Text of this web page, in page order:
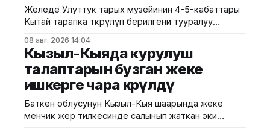
Желеде Улуттук тарых музейинин 4-5-кабаттары
Кытай тарапка өткөрүлүп берилгени тууралуу
Маданият, маалымат жана жаштар саясаты
министрлиги билдирди. Министрликтин
маалыматына караганда, музейдин эч бир бөлүгү
чет өлкөлүк мекемелерге менчикке, ижарага же
туруктуу пайдаланууга берилген эмес.
Белгилегендей, “Гармония сулуулукту жаратат:
Байыркы Кытай цивилизациясынын көркөм өнөр
08 авг. 2026 14:04
Кызыл-Кыяда курулуш
талаптарын бузган жеке
ишкерге чара көрүлдү
Баткен облусунун Кызыл-Кыя шаарында жеке
менчик жер тилкесинде салынып жаткан эки